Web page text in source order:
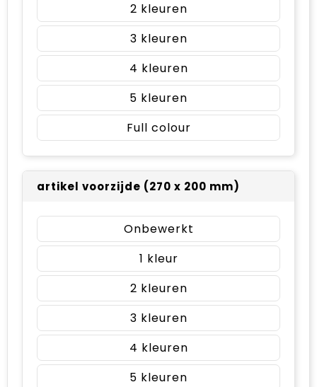
2
3
4
5
Full colour
artikel voorzijde (270 x 200 mm)
Onbewerkt
1
2
3
4
5